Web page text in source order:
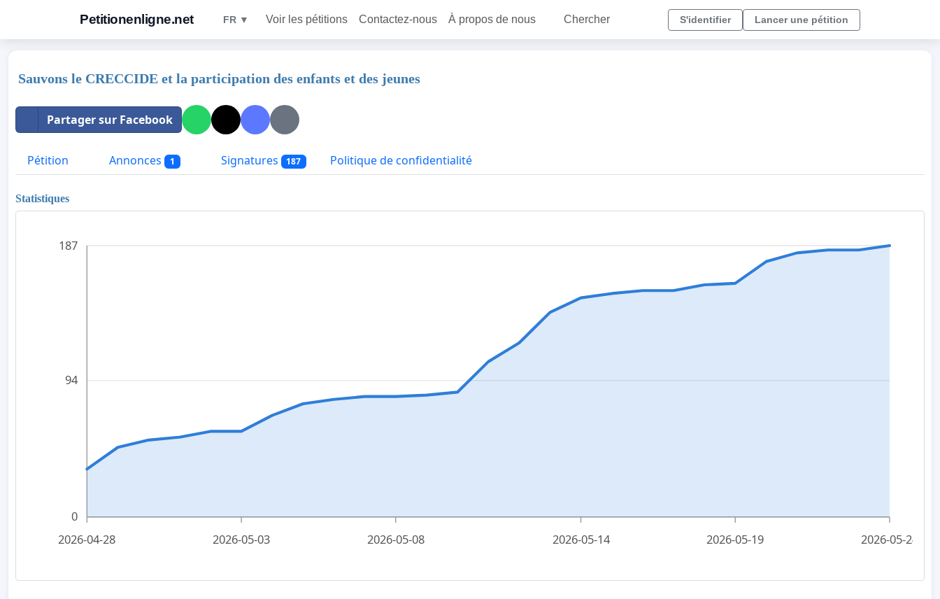
Petitionenligne.net FR ▼ Voir les pétitions Contactez-nous À propos de nous Chercher S'identifier Lancer une pétition
Sauvons le CRECCIDE et la participation des enfants et des jeunes
Partager sur Facebook
Pétition Annonces 1 Signatures 187 Politique de confidentialité
Statistiques
0
94
187
2026-04-28 2026-05-03 2026-05-08 2026-05-14 2026-05-19 2026-05-24